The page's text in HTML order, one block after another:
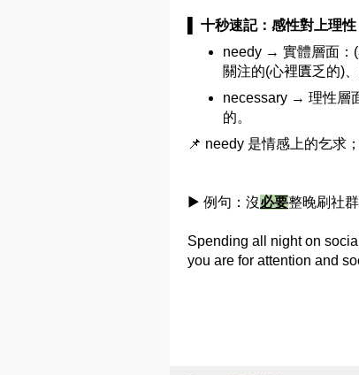
▌ 十秒速記：感性對上理性
needy → 實體層面：
關注的(心裡匱乏的)、
necessary → 理性層
的。
📌 needy 是情感上的乞求
▶ 例句：沒必要整晚刷社
Spending all night on
you are for attention and